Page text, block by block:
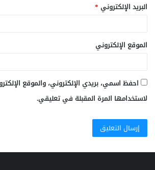
البريد الإلكتروني *
الموقع الإلكتروني
احفظ اسمي، بريدي الإلكتروني، والموقع
لاستخدامها المرة المقبلة في تعليقي.